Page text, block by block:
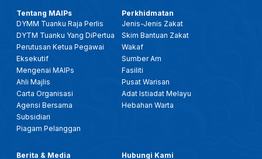
Tentang MAIPs
DYMM Tuanku Raja Perlis
DYTM Tuanku Yang DiPertua
Perutusan Ketua Pegawai
Eksekutif
Mengenai MAIPs
Ahli Majlis
Carta Organisasi
Agensi Bersama
Subsidiari
Piagam Pelanggan
Perkhidmatan
Jenis-Jenis Zakat
Skim Bantuan Zakat
Wakaf
Sumber Am
Fasiliti
Pusat Warisan
Adat Istiadat Melayu
Hebahan Warta
Berita & Media
Hubungi Kami